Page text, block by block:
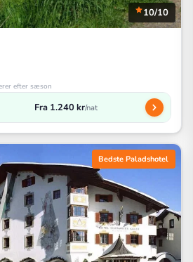
10/10
efter sæson
Fra 1.240 kr/nat
Bedste Paladshotel